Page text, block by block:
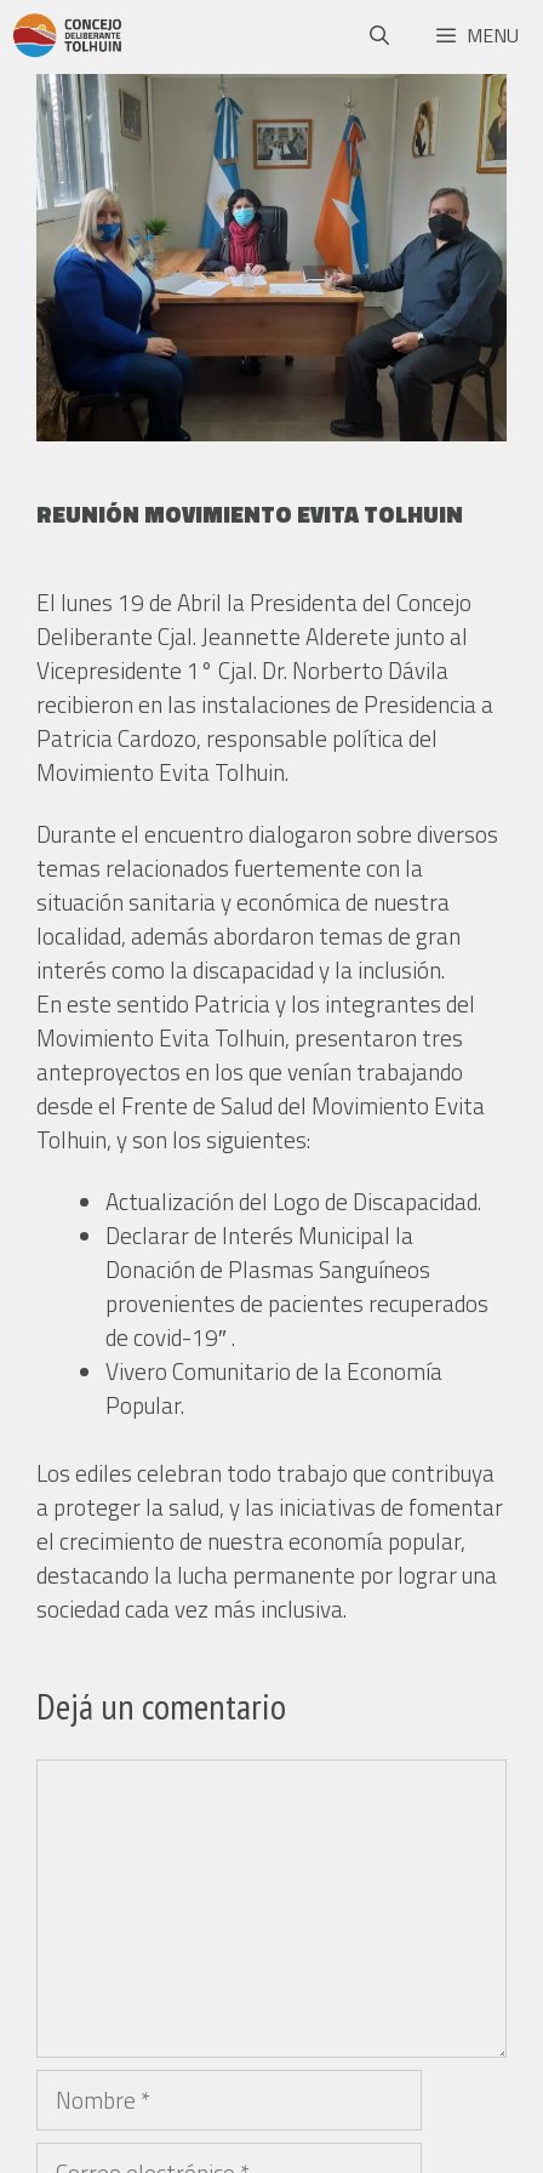
MENU
REUNIÓN MOVIMIENTO EVITA TOLHUIN
El lunes 19 de Abril la Presidenta del Concejo
Deliberante Cjal. Jeannette Alderete junto al
Vicepresidente 1° Cjal. Dr. Norberto Dávila
recibieron en las instalaciones de Presidencia a
Patricia Cardozo, responsable política del
Movimiento Evita Tolhuin.
Durante el encuentro dialogaron sobre diversos
temas relacionados fuertemente con la
situación sanitaria y económica de nuestra
localidad, además abordaron temas de gran
interés como la discapacidad y la inclusión.
En este sentido Patricia y los integrantes del
Movimiento Evita Tolhuin, presentaron tres
anteproyectos en los que venían trabajando
desde el Frente de Salud del Movimiento Evita
Tolhuin, y son los siguientes:
Actualización del Logo de Discapacidad.
Declarar de Interés Municipal la
Donación de Plasmas Sanguíneos
provenientes de pacientes recuperados
de covid-19″ .
Vivero Comunitario de la Economía
Popular.
Los ediles celebran todo trabajo que contribuya
a proteger la salud, y las iniciativas de fomentar
el crecimiento de nuestra economía popular,
destacando la lucha permanente por lograr una
sociedad cada vez más inclusiva.
Dejá un comentario